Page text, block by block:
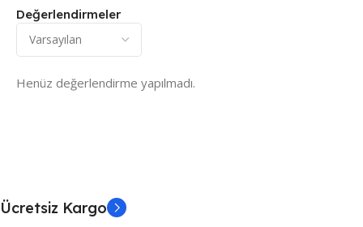
Değerlendirmeler
Henüz değerlendirme yapılmadı.
Ücretsiz Kargo